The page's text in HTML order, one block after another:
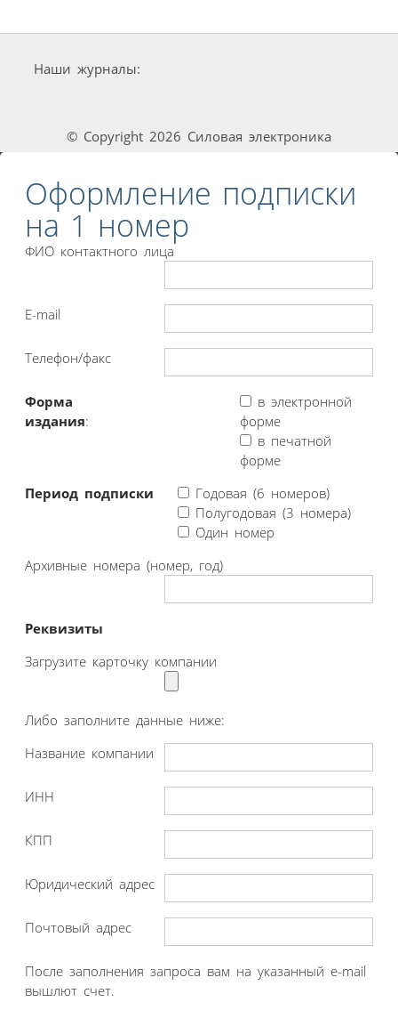
Наши журналы:
© Copyright 2026 Силовая электроника
Оформление подписки
на 1 номер
ФИО контактного лица
E-mail
Телефон/факс
Форма
издания:
в электронной
форме
в печатной
форме
Период подписки
Годовая (6 номеров)
Полугодовая (3 номера)
Один номер
Архивные номера (номер, год)
Реквизиты
Загрузите карточку компании
Либо заполните данные ниже:
Название компании
ИНН
КПП
Юридический адрес
Почтовый адрес
После заполнения запроса вам на указанный e-mail
вышлют счет.